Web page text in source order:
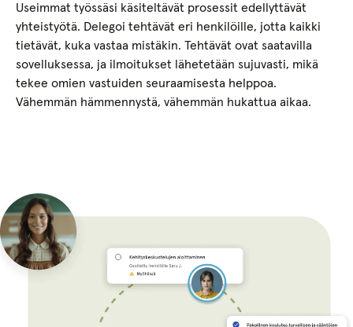
Useimmat työssäsi käsiteltävät prosessit edellyttävät
yhteistyötä. Delegoi tehtävät eri henkilöille, jotta kaikki
tietävät, kuka vastaa mistäkin. Tehtävät ovat saatavilla
sovelluksessa, ja ilmoitukset lähetetään sujuvasti, mikä
tekee omien vastuiden seuraamisesta helppoa.
Vähemmän hämmennystä, vähemmän hukattua aikaa.